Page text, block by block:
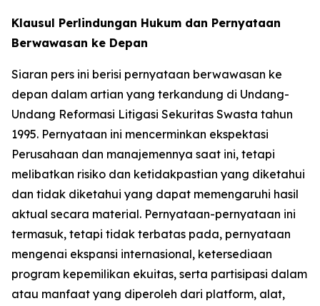
Klausul Perlindungan Hukum dan Pernyataan
Berwawasan ke Depan
Siaran pers ini berisi pernyataan berwawasan ke
depan dalam artian yang terkandung di Undang-
Undang Reformasi Litigasi Sekuritas Swasta tahun
1995. Pernyataan ini mencerminkan ekspektasi
Perusahaan dan manajemennya saat ini, tetapi
melibatkan risiko dan ketidakpastian yang diketahui
dan tidak diketahui yang dapat memengaruhi hasil
aktual secara material. Pernyataan-pernyataan ini
termasuk, tetapi tidak terbatas pada, pernyataan
mengenai ekspansi internasional, ketersediaan
program kepemilikan ekuitas, serta partisipasi dalam
atau manfaat yang diperoleh dari platform, alat,